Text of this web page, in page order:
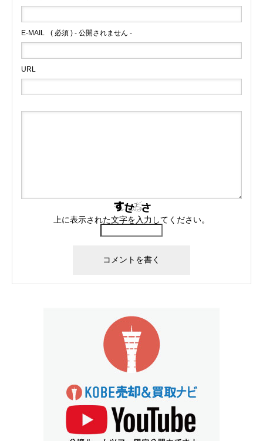
E-MAIL ( 必須 ) - 公開されません -
URL
上に表示された文字を入力してください。